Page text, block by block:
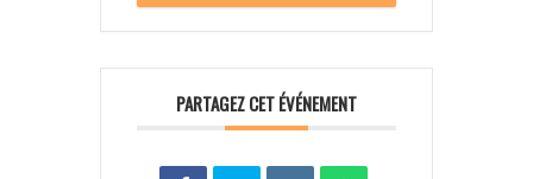
PARTAGEZ CET ÉVÉNEMENT